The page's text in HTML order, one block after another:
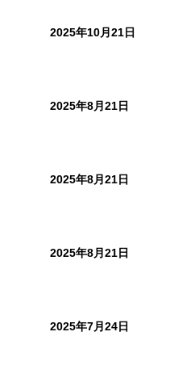
2025年10月21日
2025年8月21日
2025年8月21日
2025年8月21日
2025年7月24日